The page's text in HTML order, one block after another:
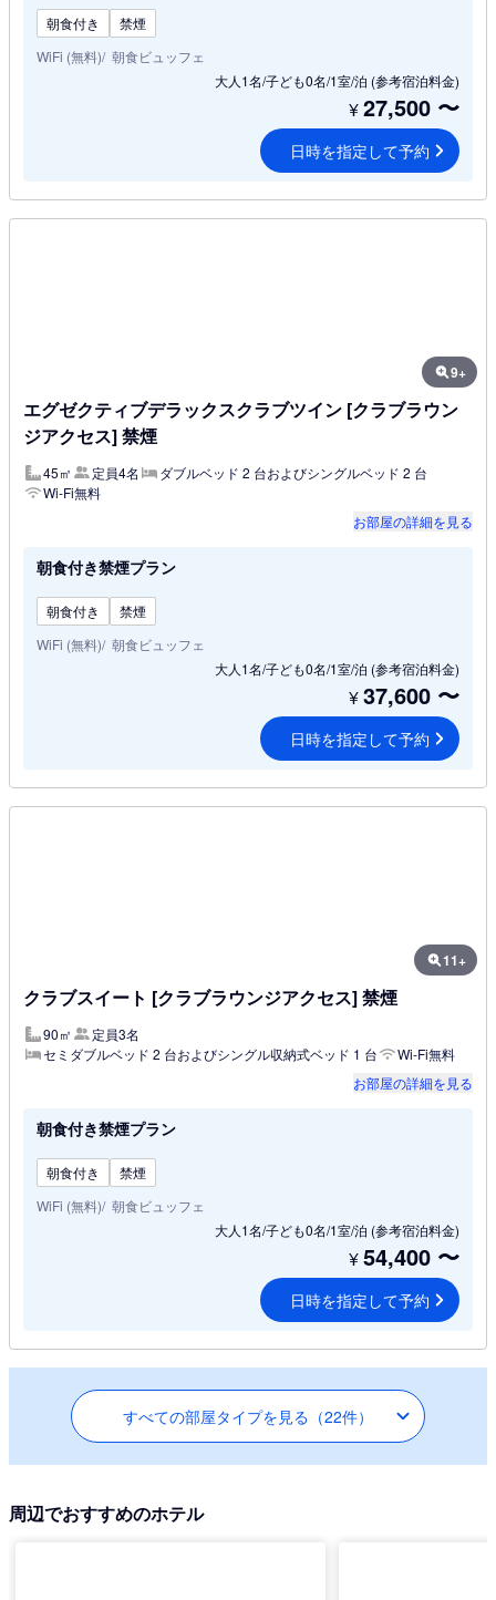
朝食付き
禁煙
WiFi (無料) 朝食ビュッフェ
大人1名/子ども0名/1室/泊 (参考宿泊料金)
¥27,500 〜
日時を指定して予約
9+
エグゼクティブデラックスクラブツイン [クラブラウン
ジアクセス] 禁煙
45㎡ 定員4名
ダブルベッド 2 台およびシングルベッド 2 台
Wi-Fi無料
お部屋の詳細を見る
朝食付き禁煙プラン
朝食付き
禁煙
WiFi (無料) 朝食ビュッフェ
大人1名/子ども0名/1室/泊 (参考宿泊料金)
¥37,600 〜
日時を指定して予約
11+
クラブスイート [クラブラウンジアクセス] 禁煙
90㎡
定員3名
セミダブルベッド 2 台およびシングル収納式ベッド 1 台
Wi-Fi無料
お部屋の詳細を見る
朝食付き禁煙プラン
朝食付き
禁煙
WiFi (無料) 朝食ビュッフェ
大人1名/子ども0名/1室/泊 (参考宿泊料金)
¥54,400 〜
日時を指定して予約
すべての部屋タイプを見る（22件）
周辺でおすすめのホテル